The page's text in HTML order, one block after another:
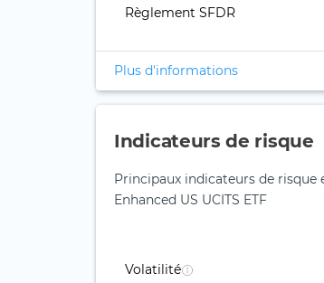
Règlement SFDR
Plus d'informations
Indicateurs de risque
Principaux indicateurs de risque
Enhanced US UCITS ETF
Volatilité